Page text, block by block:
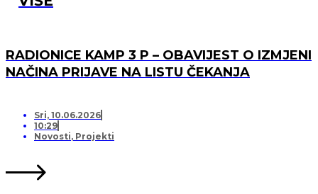
RADIONICE KAMP 3 P – OBAVIJEST O IZMJENI
NAČINA PRIJAVE NA LISTU ČEKANJA
Sri, 10.06.2026
10:29
Novosti, Projekti